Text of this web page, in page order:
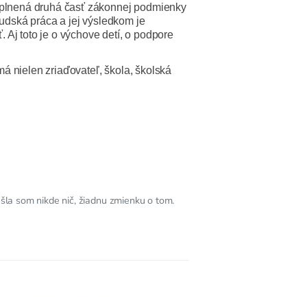
druhá časť zákonnej podmienky
práca a jej výsledkom je
Aj toto je o výchove detí, o podpore
nielen zriaďovateľ, škola, školská
som nikde nič, žiadnu zmienku o tom.